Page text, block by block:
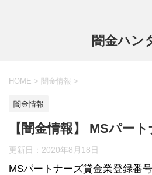
闇金ハン
HOME > 闇金情報 >
闇金情報
【闇金情報】 MSパー
更新日： 2020年8月18日
MSパートナーズ貸金業登録番